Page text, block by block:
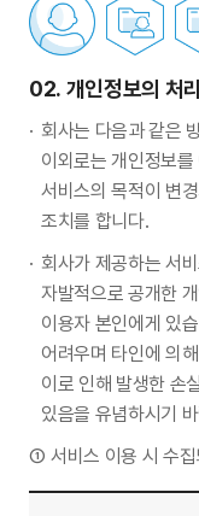
02. 개인정보의 처
회사는 다음과 같은
이외로는 개인정보
서비스의 목적이 변
조치를 합니다.
회사가 제공하는 서
자발적으로 공개한
이용자 본인에게 있
어려우며 타인에 의
이로 인해 발생한 손
있음을 유념하시기
서비스 이용 시 수